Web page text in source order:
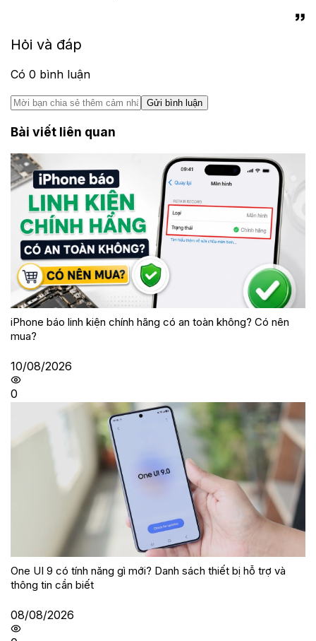
Hỏi và đáp
Có 0 bình luận
Gửi bình luận
Bài viết liên quan
iPhone báo linh kiện chính hãng có an toàn không? Có nên
mua?
10/08/2026
0
One UI 9 có tính năng gì mới? Danh sách thiết bị hỗ trợ và
thông tin cần biết
08/08/2026